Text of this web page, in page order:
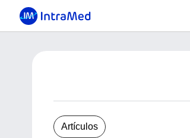
Artículos